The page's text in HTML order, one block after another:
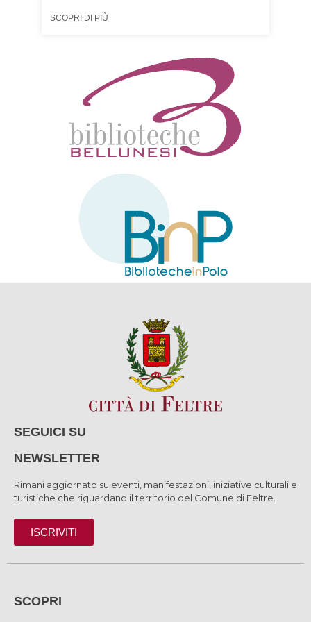
SCOPRI DI PIÙ
SEGUICI SU
NEWSLETTER
Rimani aggiornato su eventi, manifestazioni, iniziative culturali e
turistiche che riguardano il territorio del Comune di Feltre.
ISCRIVITI
SCOPRI